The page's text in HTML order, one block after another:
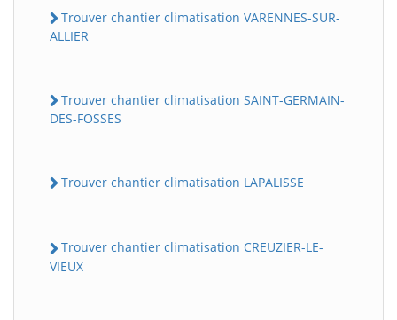
Trouver chantier climatisation VARENNES-SUR-
ALLIER
Trouver chantier climatisation SAINT-GERMAIN-
DES-FOSSES
Trouver chantier climatisation LAPALISSE
Trouver chantier climatisation CREUZIER-LE-
VIEUX